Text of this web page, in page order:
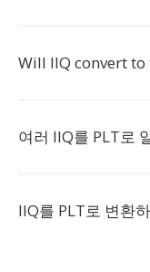
Will IIQ convert to
여러 IIQ를 PLT로
IIQ를 PLT로 변환